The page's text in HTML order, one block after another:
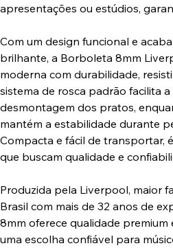
apresentações ou estúdios,
Com um design funcional e
brilhante, a Borboleta 8mm
moderna com durabilidade,
sistema de rosca padrão facilita
desmontagem dos pratos,
mantém a estabilidade durante
Compacta e fácil de transportar,
que buscam qualidade e
Produzida pela Liverpool, maior
Brasil com mais de 32 anos de
8mm oferece qualidade
uma escolha confiável para